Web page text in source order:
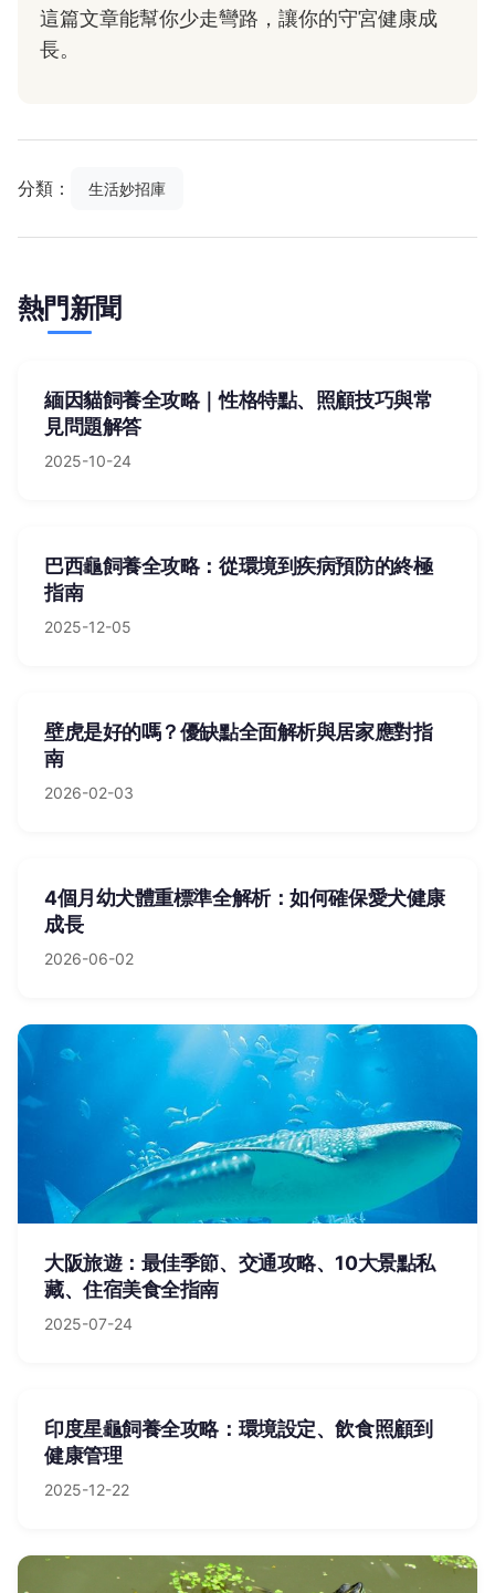
這篇文章能幫你少走彎路，讓你的守宮健康成
長。
分類： 生活妙招庫
熱門新聞
緬因貓飼養全攻略｜性格特點、照顧技巧與常
見問題解答
2025-10-24
巴西龜飼養全攻略：從環境到疾病預防的終極
指南
2025-12-05
壁虎是好的嗎？優缺點全面解析與居家應對指
南
2026-02-03
4個月幼犬體重標準全解析：如何確保愛犬健康
成長
2026-06-02
大阪旅遊：最佳季節、交通攻略、10大景點私
藏、住宿美食全指南
2025-07-24
印度星龜飼養全攻略：環境設定、飲食照顧到
健康管理
2025-12-22